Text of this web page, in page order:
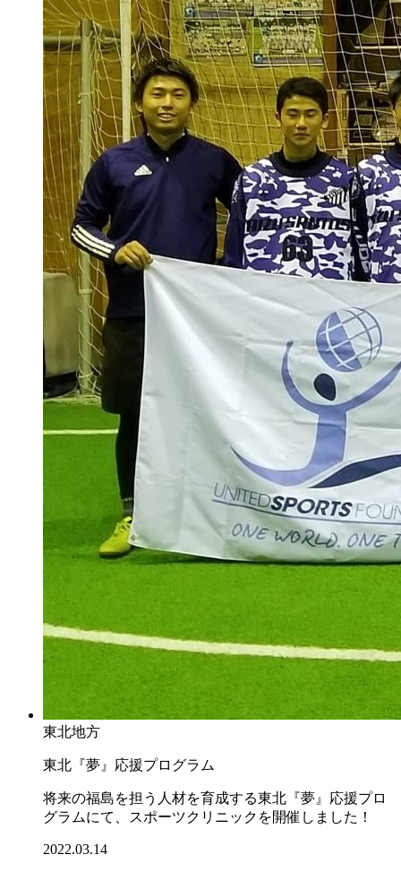
東北地方
東北『夢』応援プログラム
将来の福島を担う人材を育成する東北『夢』応援プロ
グラムにて、スポーツクリニックを開催しました！
2022.03.14